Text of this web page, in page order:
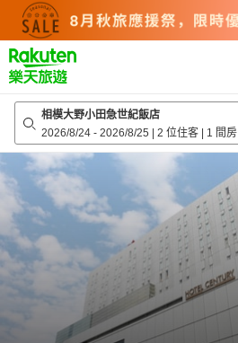
top
page
相模大野小田急世紀飯店
2026/8/24 - 2026/8/25 | 2 位住客 | 1 間房